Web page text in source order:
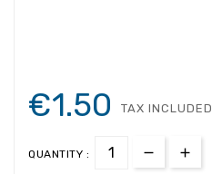
€1.50 TAX INCLUDED
QUANTITY :